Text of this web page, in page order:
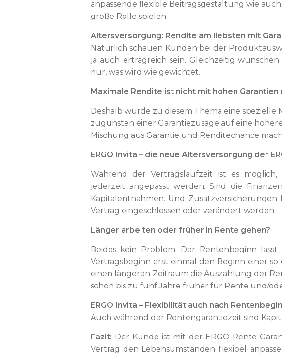
anpassende flexible Beitragsgestaltung wie
große Rolle spielen.
Altersversorgung: Rendite am liebsten mit
Natürlich schauen Kunden bei der
ja auch ertragreich sein. Gleichzeitig
nur, was wird wie gewichtet.
Maximale Rendite ist nicht mit hohen Garantien
Deshalb wurde zu diesem Thema eine
zugunsten einer Garantiezusage auf eine
Mischung aus Garantie und Renditechance
ERGO Invita – die neue Altersversorgung der
Während der Vertragslaufzeit ist es
jederzeit angepasst werden. Sind die
Kapitalentnahmen. Und
Vertrag eingeschlossen oder verändert werden.
Länger arbeiten oder früher in Rente gehen?
Beides kein Problem. Der Rentenbeginn
Vertragsbeginn erst einmal den Beginn einer
einen längeren Zeitraum die Auszahlung der
schon bis zu fünf Jahre früher für Rente und/
ERGO Invita – Flexibilität auch nach
Auch während der Rentengarantiezeit sind
Fazit: Der Kunde ist mit der ERGO Rente
Vertrag den Lebensumständen flexibel